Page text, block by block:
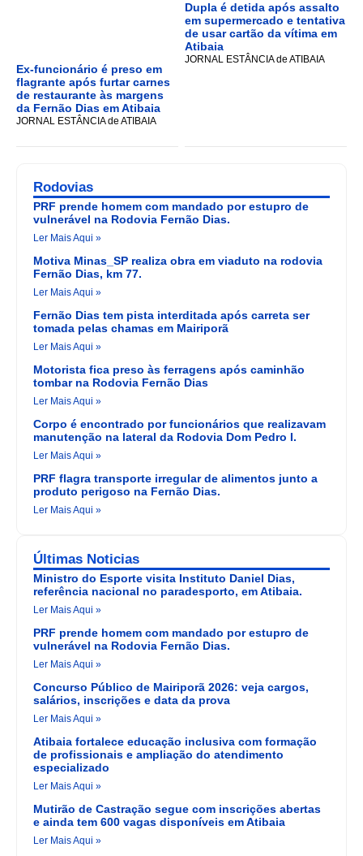
Ex-funcionário é preso em
flagrante após furtar carnes
de restaurante às margens
da Fernão Dias em Atibaia
JORNAL ESTÂNCIA de ATIBAIA
Dupla é detida após assalto
em supermercado e tentativa
de usar cartão da vítima em
Atibaia
JORNAL ESTÂNCIA de ATIBAIA
Rodovias
PRF prende homem com mandado por estupro de
vulnerável na Rodovia Fernão Dias.
Ler Mais Aqui »
Motiva Minas_SP realiza obra em viaduto na rodovia
Fernão Dias, km 77.
Ler Mais Aqui »
Fernão Dias tem pista interditada após carreta ser
tomada pelas chamas em Mairiporã
Ler Mais Aqui »
Motorista fica preso às ferragens após caminhão
tombar na Rodovia Fernão Dias
Ler Mais Aqui »
Corpo é encontrado por funcionários que realizavam
manutenção na lateral da Rodovia Dom Pedro I.
Ler Mais Aqui »
PRF flagra transporte irregular de alimentos junto a
produto perigoso na Fernão Dias.
Ler Mais Aqui »
Últimas Noticias
Ministro do Esporte visita Instituto Daniel Dias,
referência nacional no paradesporto, em Atibaia.
Ler Mais Aqui »
PRF prende homem com mandado por estupro de
vulnerável na Rodovia Fernão Dias.
Ler Mais Aqui »
Concurso Público de Mairiporã 2026: veja cargos,
salários, inscrições e data da prova
Ler Mais Aqui »
Atibaia fortalece educação inclusiva com formação
de profissionais e ampliação do atendimento
especializado
Ler Mais Aqui »
Mutirão de Castração segue com inscrições abertas
e ainda tem 600 vagas disponíveis em Atibaia
Ler Mais Aqui »